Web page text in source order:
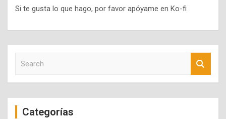
Si te gusta lo que hago, por favor apóyame en Ko-fi
c
Categorías